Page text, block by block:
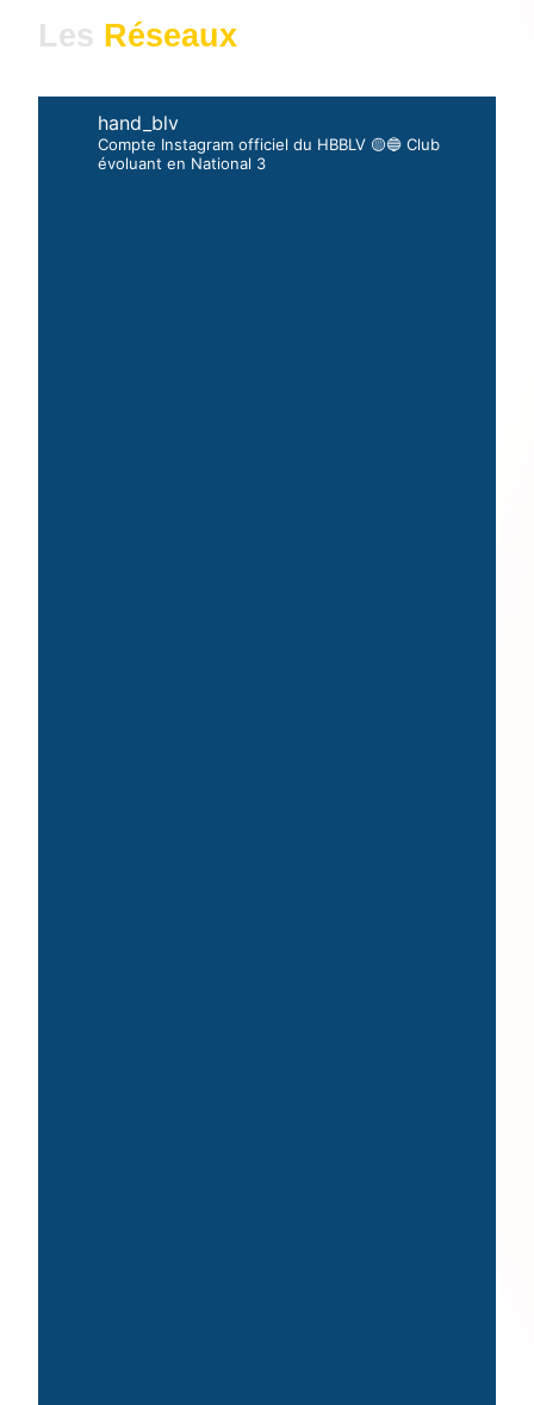
Les Réseaux
hand_blv
Compte Instagram officiel du HBBLV 🟡🔵 Club
évoluant en National 3